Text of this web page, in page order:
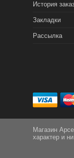
История
Закладки
Рассылка
Магазин
характер и